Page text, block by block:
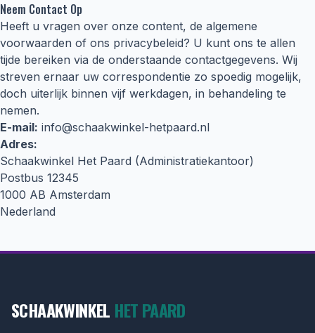
Neem Contact Op
Heeft u vragen over onze content, de algemene
voorwaarden of ons privacybeleid? U kunt ons te allen
tijde bereiken via de onderstaande contactgegevens. Wij
streven ernaar uw correspondentie zo spoedig mogelijk,
doch uiterlijk binnen vijf werkdagen, in behandeling te
nemen.
E-mail: info@schaakwinkel-hetpaard.nl
Adres:
Schaakwinkel Het Paard (Administratiekantoor)
Postbus 12345
1000 AB Amsterdam
Nederland
SCHAAKWINKEL HET PAARD